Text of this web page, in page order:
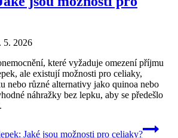
5. 2026
které vyžaduje omezení příjmu
ale existují možnosti pro celiaky,
nebo různé alternativy jako quinoa nebo
náhražky bez lepku, aby se předešlo
Jaké jsou možnosti pro celiaky?